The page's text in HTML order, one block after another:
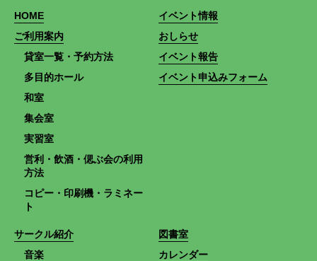
HOME
ご利用案内
貸室一覧・予約方法
多目的ホール
和室
集会室
実習室
営利・飲酒・偲ぶ会の利用
方法
コピー・印刷機・ラミネー
ト
イベント情報
おしらせ
イベント報告
イベント申込みフォーム
サークル紹介
音楽
図書室
カレンダー